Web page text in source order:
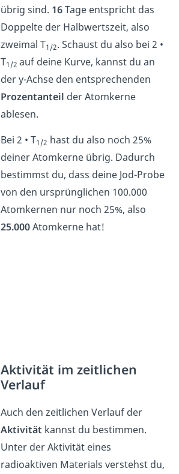
übrig sind. 16Tage entspricht das
Doppelte der Halbwertszeit, also
zweimal T1/2. Schaust du also bei 2 •
T1/2 auf deine Kurve, kannst du an
der y-Achse den entsprechenden
Prozentanteil der Atomkerne
ablesen.
Bei 2 • T1/2 hast du also noch 25%
deiner Atomkerne übrig. Dadurch
bestimmst du, dass deine Jod-Probe
von den ursprünglichen 100.000
Atomkernen nur noch 25%, also
25.000Atomkerne hat!
Aktivität im zeitlichen
Verlauf
Auch den zeitlichen Verlauf der
Aktivität kannst du bestimmen.
Unter der Aktivität eines
radioaktiven Materials verstehst du,